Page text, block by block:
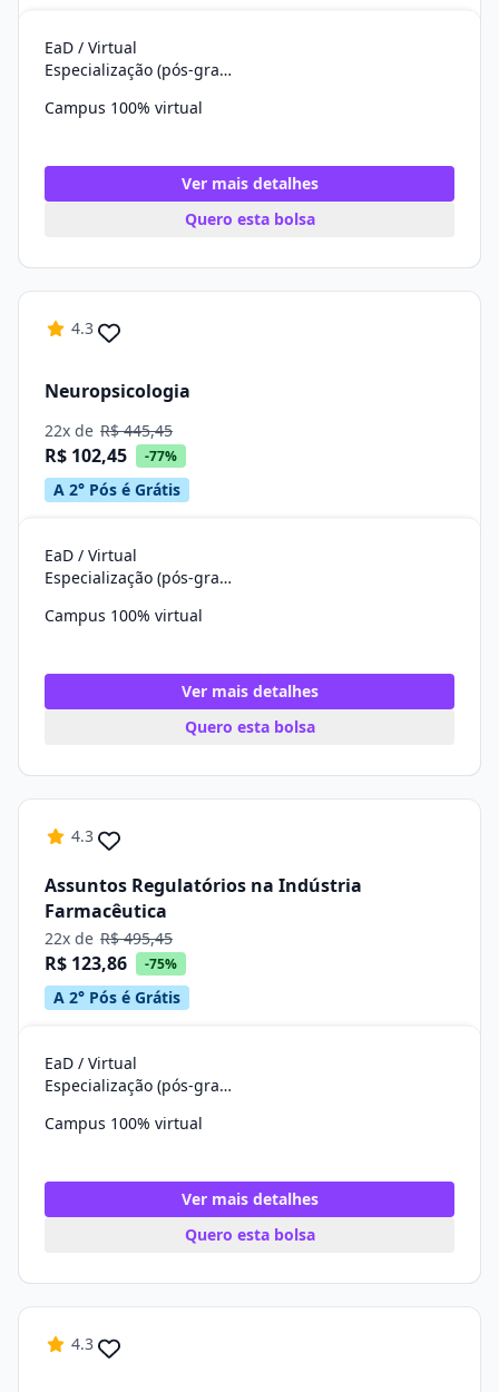
EaD / Virtual
Especialização (pós-graduação)
Campus 100% virtual
Ver mais detalhes
Quero esta bolsa
4.3
Neuropsicologia
22x de R$ 445,45
R$ 102,45 -77%
A 2° Pós é Grátis
EaD / Virtual
Especialização (pós-graduação)
Campus 100% virtual
Ver mais detalhes
Quero esta bolsa
4.3
Assuntos Regulatórios na Indústria
Farmacêutica
22x de R$ 495,45
R$ 123,86 -75%
A 2° Pós é Grátis
EaD / Virtual
Especialização (pós-graduação)
Campus 100% virtual
Ver mais detalhes
Quero esta bolsa
4.3